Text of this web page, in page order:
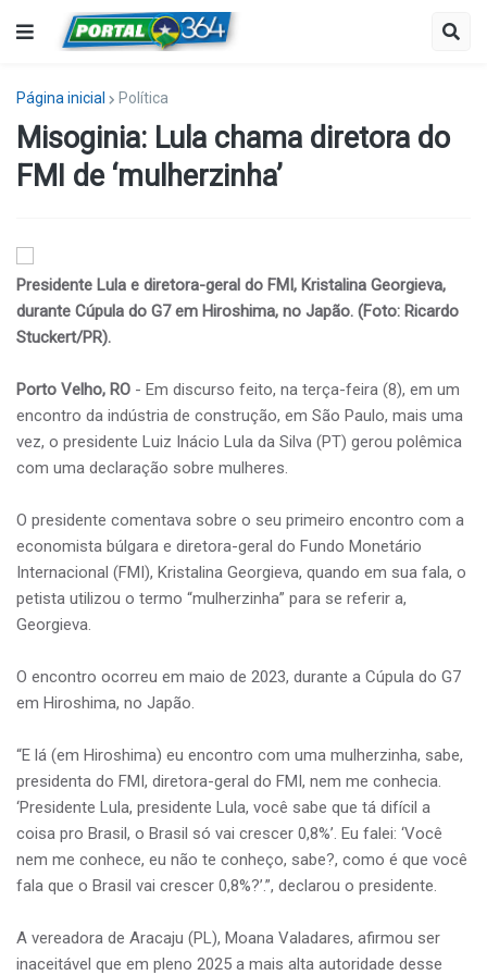
Página inicial Política
Misoginia: Lula chama diretora do
FMI de ‘mulherzinha’
Presidente Lula e diretora-geral do FMI, Kristalina Georgieva,
durante Cúpula do G7 em Hiroshima, no Japão. (Foto: Ricardo
Stuckert/PR).
Porto Velho, RO - Em discurso feito, na terça-feira (8), em um
encontro da indústria de construção, em São Paulo, mais uma
vez, o presidente Luiz Inácio Lula da Silva (PT) gerou polêmica
com uma declaração sobre mulheres.
O presidente comentava sobre o seu primeiro encontro com a
economista búlgara e diretora-geral do Fundo Monetário
Internacional (FMI), Kristalina Georgieva, quando em sua fala, o
petista utilizou o termo “mulherzinha” para se referir a,
Georgieva.
O encontro ocorreu em maio de 2023, durante a Cúpula do G7
em Hiroshima, no Japão.
“E lá (em Hiroshima) eu encontro com uma mulherzinha, sabe,
presidenta do FMI, diretora-geral do FMI, nem me conhecia.
‘Presidente Lula, presidente Lula, você sabe que tá difícil a
coisa pro Brasil, o Brasil só vai crescer 0,8%’. Eu falei: ‘Você
nem me conhece, eu não te conheço, sabe?, como é que você
fala que o Brasil vai crescer 0,8%?’.”, declarou o presidente.
A vereadora de Aracaju (PL), Moana Valadares, afirmou ser
inaceitável que em pleno 2025 a mais alta autoridade desse